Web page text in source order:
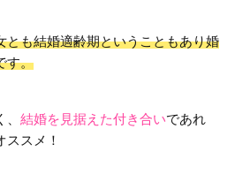
とも結婚適齢期ということもあり婚
す。
結婚を見据えた付き合いであれ
スメ！